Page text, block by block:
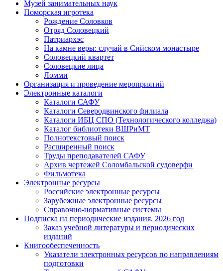
Музей занимательных наук
Поморская игротека
Рождение Соловков
Отряд Соловецкий
Патриархэс
На камне веры: случай в Сийском монастыре
Соловецкий квартет
Соловецкие лица
Ломми
Организация и проведение мероприятий
Электронные каталоги
Каталоги САФУ
Каталоги Северодвинского филиала
Каталоги ИБЦ СПО (Технологического колледжа)
Каталог библиотеки ВШРиМТ
Полнотекстовый поиск
Расширенный поиск
Труды преподавателей САФУ
Архив чертежей Соломбальской судоверфи
Фильмотека
Электронные ресурсы
Российские электронные ресурсы
Зарубежные электронные ресурсы
Справочно-нормативные системы
Подписка на периодические издания. 2026 год
Заказ учебной литературы и периодических
изданий
Книгообеспеченность
Указатели электронных ресурсов по направлениям
подготовки